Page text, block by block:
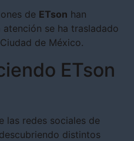
de ETson han
se ha trasladado
de México.
ETson
las redes sociales de
distintos